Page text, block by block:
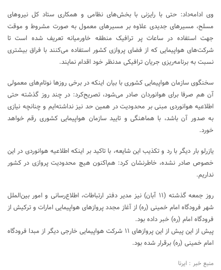
وی ادامه‌داد: حتی با رایزنی با بخش‌های نظامی و همکاری ستاد کل نیروهای
مسلح، مسیرهای جدیدی علاوه بر مسیرهای معمول به صورت مشروط و موقت
جهت استفاده در ساعات پر ترافیک منطقه خاورمیانه تعریف شده است تا
شرکت‌های هواپیمایی که از فضای پروازی کشور استفاده می‌کنند با فراق بیشتری
نسبت به برنامه‌ریزی جریان ترافیکی مدنظر خود اقدام نمایند.
سخنگوی سازمان هواپیمایی کشوری با بیان اینکه در برخی روزها نوتام‌های معمولی
آن هم صرفا برای هوانوردان صادر می‌شود، تصریح‌کرد:‌ در چند روز گذشته حتی
اطلاعیه هوانوردی مبنی بر محدودیت در همین حد نیز نداشته‌ایم و چنانچه نیازی
به صدور آن باشد، با هماهنگی و تایید سازمان هواپیمایی کشوری رقم خواهد
خورد.
یازرلو بار دیگر با رد و تکذیب این شایعه، با تاکید بر اینکه اطلاعیه هوانوردی در این
خصوص صادر نشده، خاطرنشان کرد: هم‌اکنون هیچ محدودیت پروازی در کشور
نداریم.
روز جمعه گذشته (۱۱ آبان) نیز مدیر دفتر ارتباطات، اطلاع‌رسانی و امور بین‌الملل
شهر فرودگاه امام خمینی (ره) از آغاز مجدد پروازهای هواپیمایی امارات و ترکیش از
فرودگاه امام (ره) خبر داده بود.
پیش از این پیش از این پروازهای ۱۱ شرکت هواپیمایی خارجی دیگر از مبدا فرودگاه
امام خمینی (ره) برقرار شده بود.
منبع خبر : ایرنا